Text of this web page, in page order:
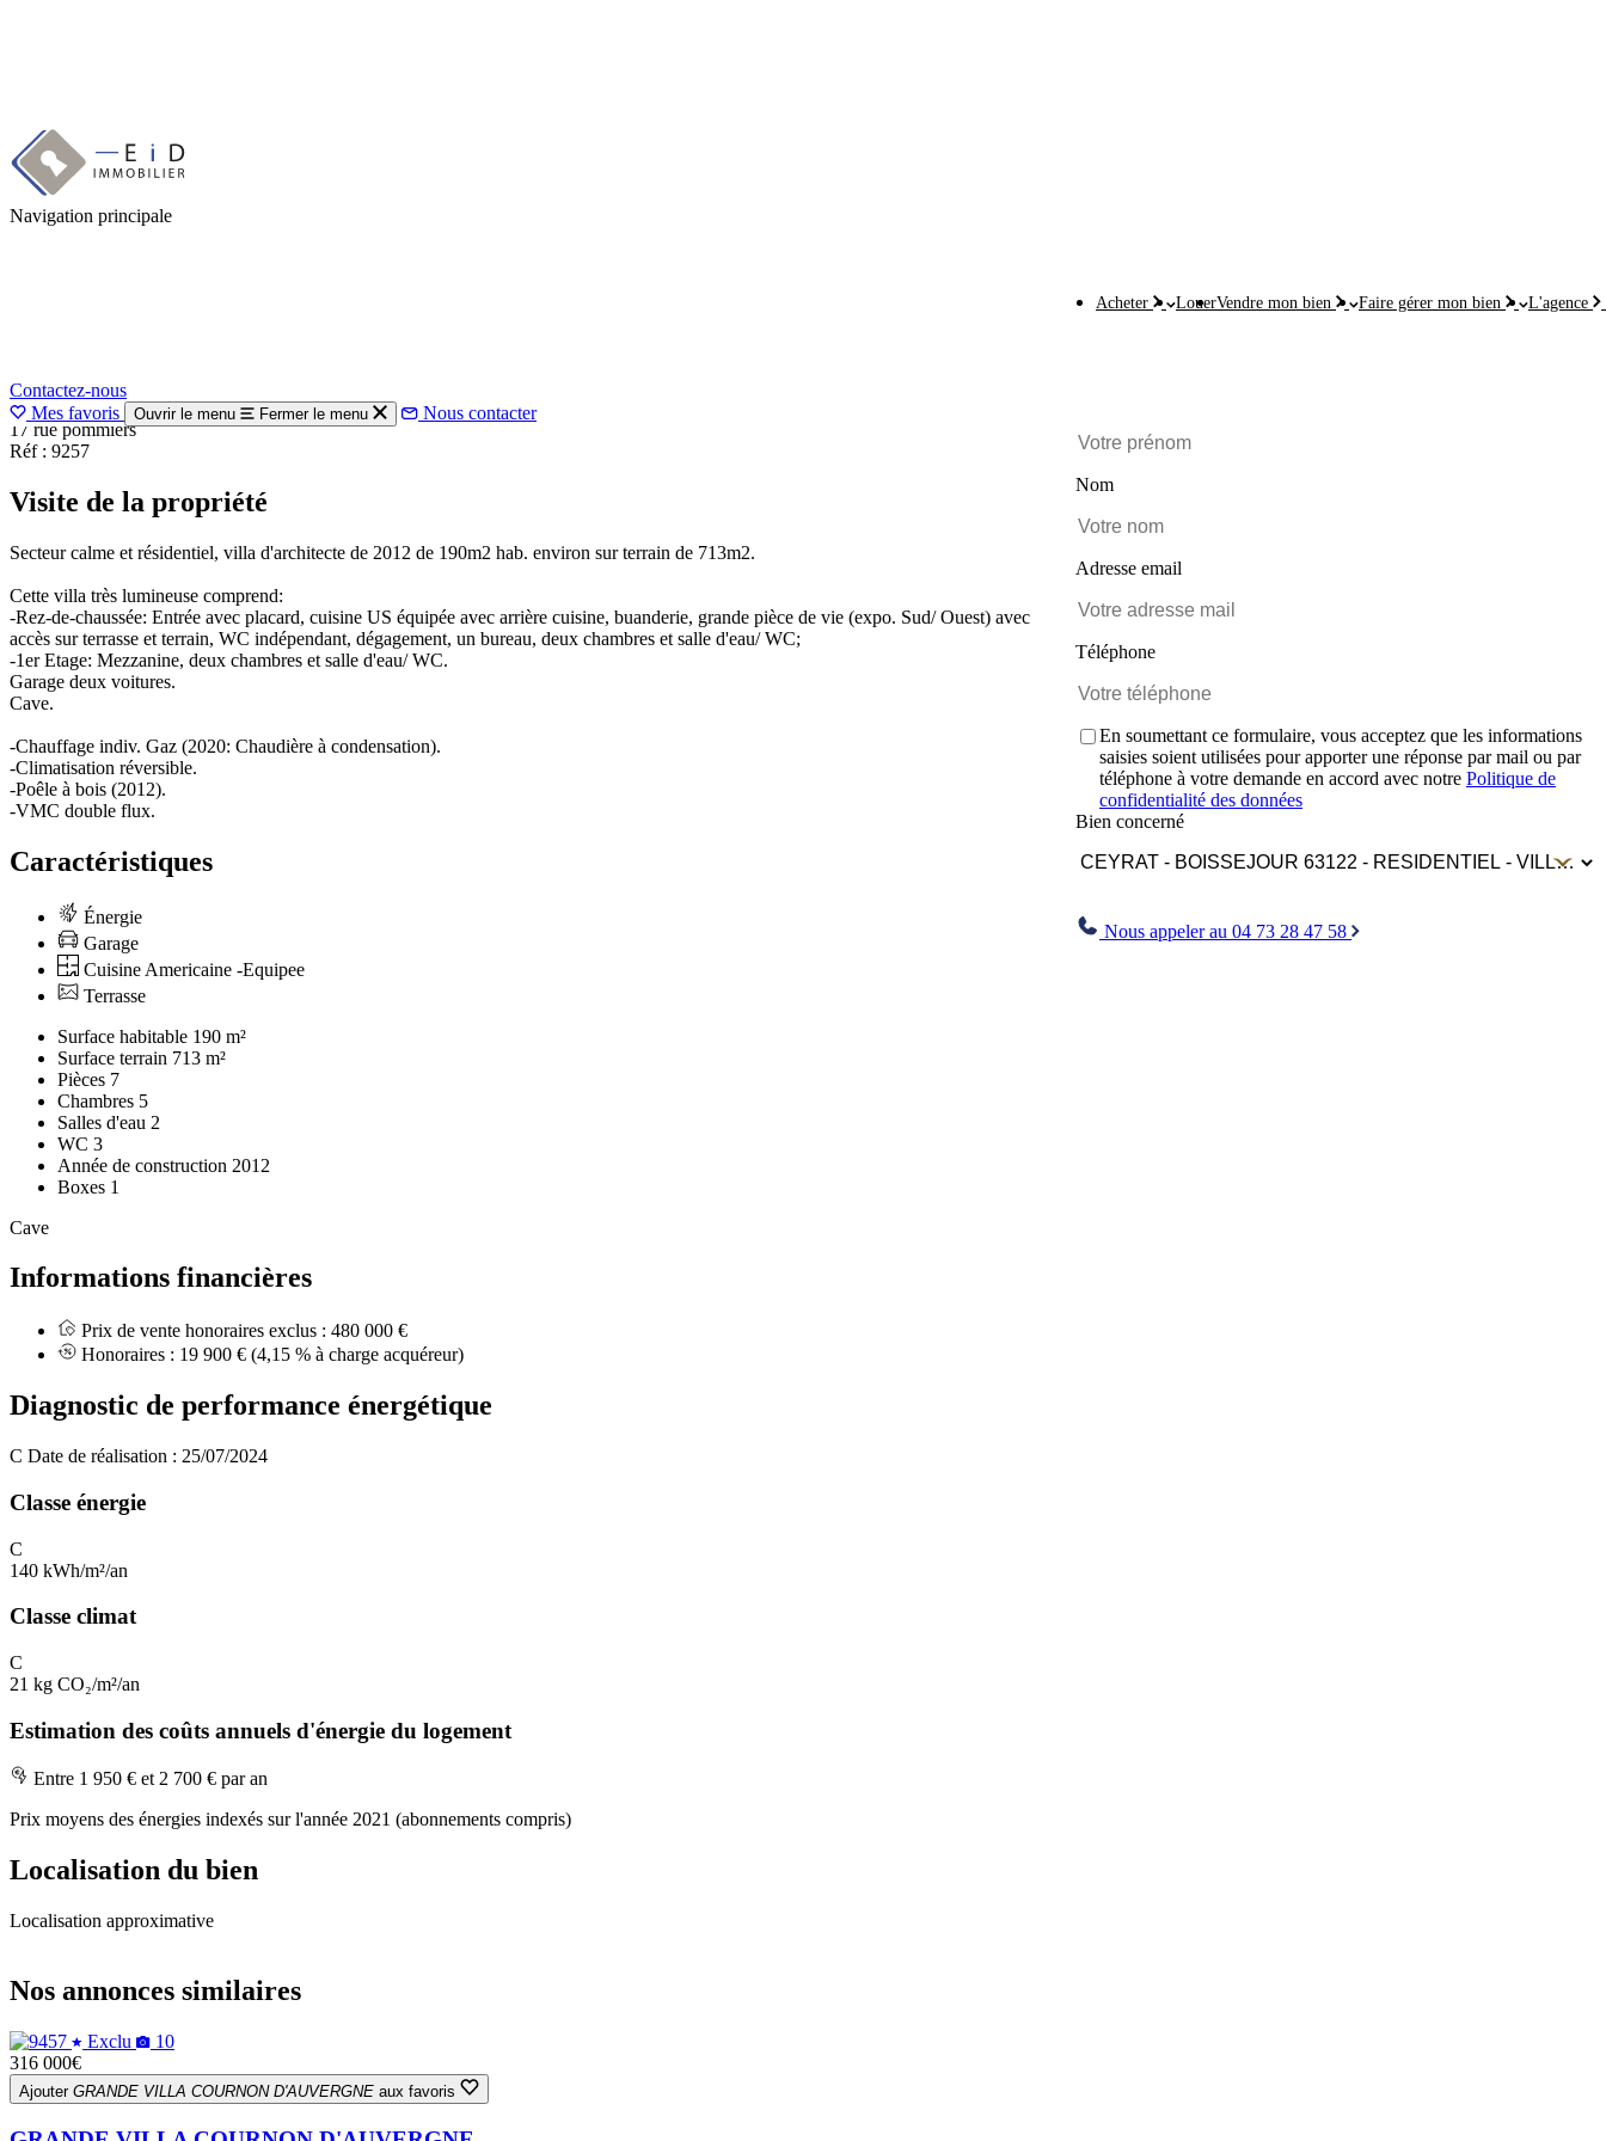
Aller
au
contenu
principal
Navigation principale
Acheter LouerVendre mon bien Faire gérer mon bien L'agence
Contactez-nous
Mes favoris
Ouvrir le menu Fermer le menu Nous contacter
1 / 10
Précédent
Suivant
CEYRAT - BOISSEJOUR 63122 - RESIDENTIEL - VILLA DE
499 900€ HAI
Maison 190,00 m² 5 chambres
17 rue pommiers
Réf : 9257
Visite de la propriété
Secteur calme et résidentiel, villa d'architecte de 2012 de 190m2 hab. environ sur terrain de 713m2.
Cette villa très lumineuse comprend:
-Rez-de-chaussée: Entrée avec placard, cuisine US équipée avec arrière cuisine, buanderie, grande pièce de vie (expo. Sud/ Ouest) avec
accès sur terrasse et terrain, WC indépendant, dégagement, un bureau, deux chambres et salle d'eau/ WC;
-1er Etage: Mezzanine, deux chambres et salle d'eau/ WC.
Garage deux voitures.
Cave.
-Chauffage indiv. Gaz (2020: Chaudière à condensation).
-Climatisation réversible.
-Poêle à bois (2012).
-VMC double flux.
Caractéristiques
Énergie
Garage
Cuisine Americaine -Equipee
Terrasse
Surface habitable 190 m²
Surface terrain 713 m²
Pièces 7
Chambres 5
Salles d'eau 2
WC 3
Année de construction 2012
Boxes 1
Cave
Informations financières
Prix de vente honoraires exclus : 480 000 €
Honoraires : 19 900 € (4,15 % à charge acquéreur)
Diagnostic de performance énergétique
C Date de réalisation : 25/07/2024
Classe énergie
C
140 kWh/m²/an
Classe climat
C
21 kg CO₂/m²/an
Estimation des coûts annuels d'énergie du logement
Entre 1 950 € et 2 700 € par an
Prix moyens des énergies indexés sur l'année 2021 (abonnements compris)
Localisation du bien
Localisation approximative
−
Nom
Adresse email
Téléphone
En soumettant ce formulaire, vous acceptez que les informations
saisies soient utilisées pour apporter une réponse par mail ou par
téléphone à votre demande en accord avec notre Politique de
confidentialité des données
Bien concerné
Nous appeler au 04 73 28 47 58
Nos annonces similaires
Exclu
10
316 000€
Ajouter GRANDE VILLA COURNON D'AUVERGNE aux favoris